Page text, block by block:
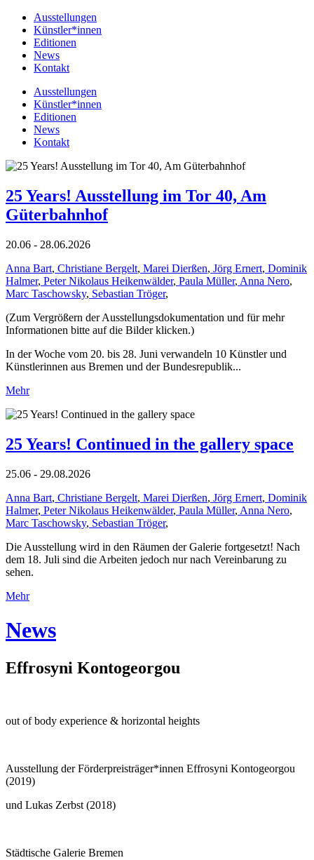
Ausstellungen
Künstler*innen
Editionen
News
Kontakt
Ausstellungen
Künstler*innen
Editionen
News
Kontakt
25 Years! Ausstellung im Tor 40, Am
Güterbahnhof
20.06 - 28.06.2026
Anna Bart, Christiane Bergelt, Marei Dierßen, Jörg Ernert, Dominik
Halmer, Peter Nikolaus Heikenwälder, Paula Müller, Anna Nero,
Marc Taschowsky, Sebastian Tröger,
(Zum Vergrößern der Ausstellungsdokumentation und für mehr
Informationen bitte auf die Bilder klicken.)
In der Woche vom 20. bis 28. Juni verwandeln 10 Künstler und
Künstlerinnen aus Bremen und der Bundesrepublik...
Mehr
25 Years! Continued in the gallery space
25.06 - 29.08.2026
Anna Bart, Christiane Bergelt, Marei Dierßen, Jörg Ernert, Dominik
Halmer, Peter Nikolaus Heikenwälder, Paula Müller, Anna Nero,
Marc Taschowsky, Sebastian Tröger,
Die Ausstellung wird in den Räumen der Galerie fortgesetzt! Nach
dem 18. Juli sind die Arbeiten jedoch nur nach Vereinbarung zu
sehen.
Mehr
News
Effrosyni Kontogeorgou
out of body experience & horizontal heights
Ausstellung der Förderpreisträger*innen Effrosyni Kontogeorgou
(2019)
und Lukas Zerbst (2018)
Städtische Galerie Bremen